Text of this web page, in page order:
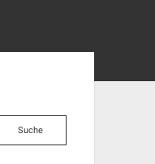
Suche